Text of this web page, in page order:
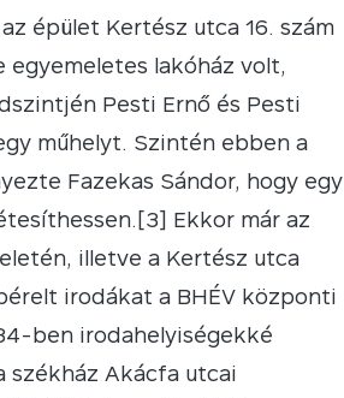
épület Kertész utca 16. szám
egyemeletes lakóház volt,
Pesti Ernő és Pesti
műhelyt. Szintén ebben a
Fazekas Sándor, hogy egy
Ekkor már az
illetve a Kertész utca
irodákat a BHÉV központi
ben irodahelyiségekké
székház Akácfa utcai